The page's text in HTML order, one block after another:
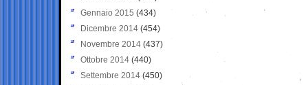
Gennaio 2015 (434)
Dicembre 2014 (454)
Novembre 2014 (437)
Ottobre 2014 (440)
Settembre 2014 (450)